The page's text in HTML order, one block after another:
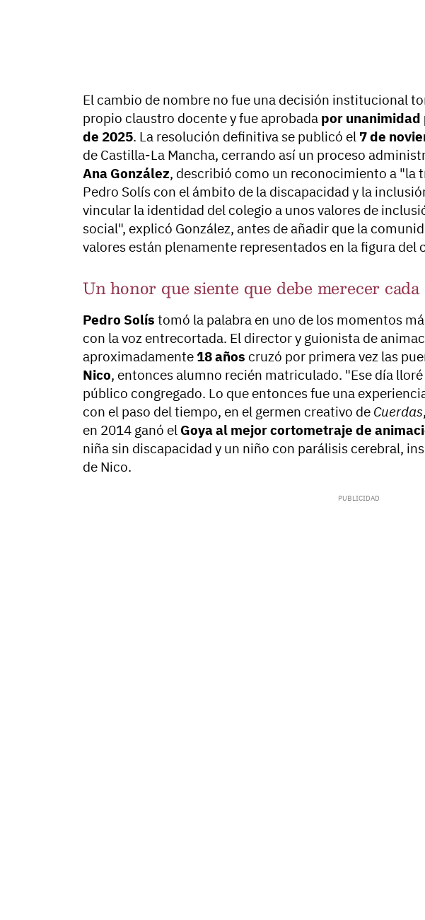
El cambio de nombre no fue una decisión institucional
propio claustro docente y fue aprobada por unanimidad
de 2025. La resolución definitiva se publicó el 7 de
de Castilla-La Mancha, cerrando así un proceso
Ana González, describió como un reconocimiento a "la
Pedro Solís con el ámbito de la discapacidad y la
vincular la identidad del colegio a unos valores de
social", explicó González, antes de añadir que la
valores están plenamente representados en la figura del
Un honor que siente que debe merecer cada
Pedro Solís tomó la palabra en uno de los momentos
con la voz entrecortada. El director y guionista de
aproximadamente 18 años cruzó por primera vez las
Nico, entonces alumno recién matriculado. "Ese día
público congregado. Lo que entonces fue una
con el paso del tiempo, en el germen creativo de Cuerdas
en 2014 ganó el Goya al mejor cortometraje de
niña sin discapacidad y un niño con parálisis cerebral,
de Nico.